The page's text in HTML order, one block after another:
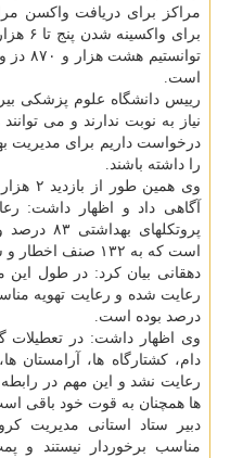
مراکز برای دریافت واکسن
برای
است.
نیاز به نوبت ندارند و می
درخواست داریم برای مدیریت
را داشته باشند.
آگاهی داد و اظهار داشت:
است که به ۱۳۲ صنف اخطار و سه مورد پلمب شده است.
درصد بوده است.
وی اظهار داشت: در تعطیلات
دام، کشتارگاه ها،
رعایت نشد و این مهم در
ها همچنان به قوت خود باقی
دبیر ستاد استانی مدیریت
مناسب برخوردار نیستند و